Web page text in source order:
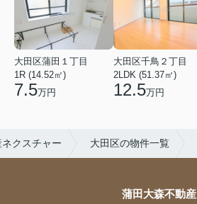
大田区蒲田１丁目
1R (14.52㎡)
7.5万円
大田区千鳥２丁目
2LDK (51.37㎡)
12.5万円
クスチャー 大田区の物件一覧
蒲田大森不動産